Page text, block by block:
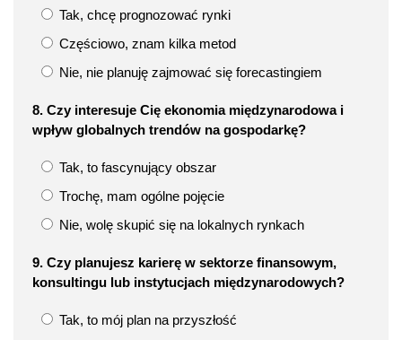
Tak, chcę prognozować rynki
Częściowo, znam kilka metod
Nie, nie planuję zajmować się forecastingiem
8. Czy interesuje Cię ekonomia międzynarodowa i
wpływ globalnych trendów na gospodarkę?
Tak, to fascynujący obszar
Trochę, mam ogólne pojęcie
Nie, wolę skupić się na lokalnych rynkach
9. Czy planujesz karierę w sektorze finansowym,
konsultingu lub instytucjach międzynarodowych?
Tak, to mój plan na przyszłość